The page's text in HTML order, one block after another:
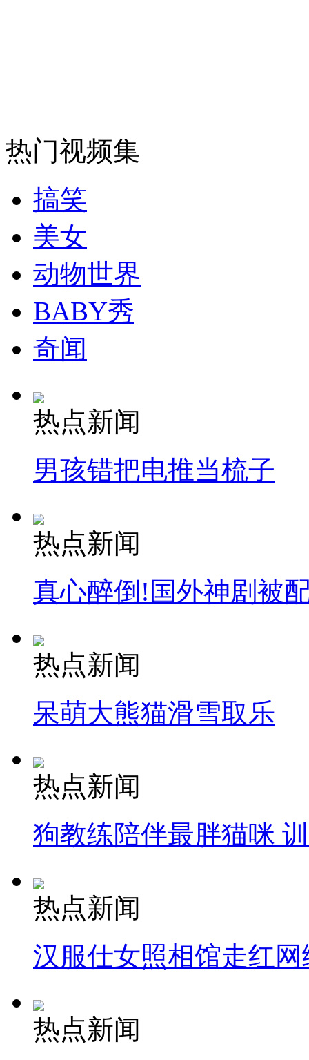
走！跟着总书记去植树
消防员救轻生者 花炮节热闹非凡
司机酒驾遇交警 急速倒车逃窜
热门视频集
搞笑
美女
动物世界
BABY秀
奇闻
热点新闻
男孩错把电推当梳子
热点新闻
真心醉倒!国外神剧被
热点新闻
呆萌大熊猫滑雪取乐
热点新闻
狗教练陪伴最胖猫咪
热点新闻
汉服仕女照相馆走红网
热点新闻